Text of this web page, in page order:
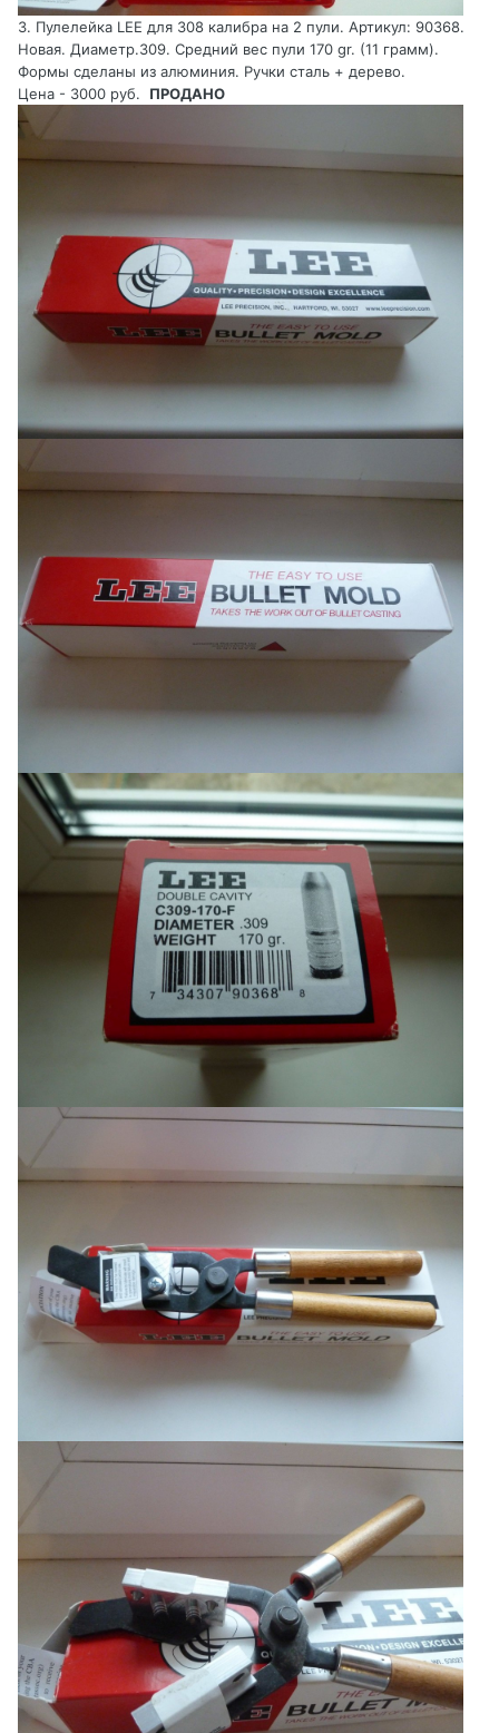
3. Пулелейка LEE для 308 калибра на 2 пули. Артикул: 90368.
Новая. Диаметр.309. Средний вес пули 170 gr. (11 грамм).
Формы сделаны из алюминия. Ручки сталь + дерево.
Цена - 3000 руб. ПРОДАНО